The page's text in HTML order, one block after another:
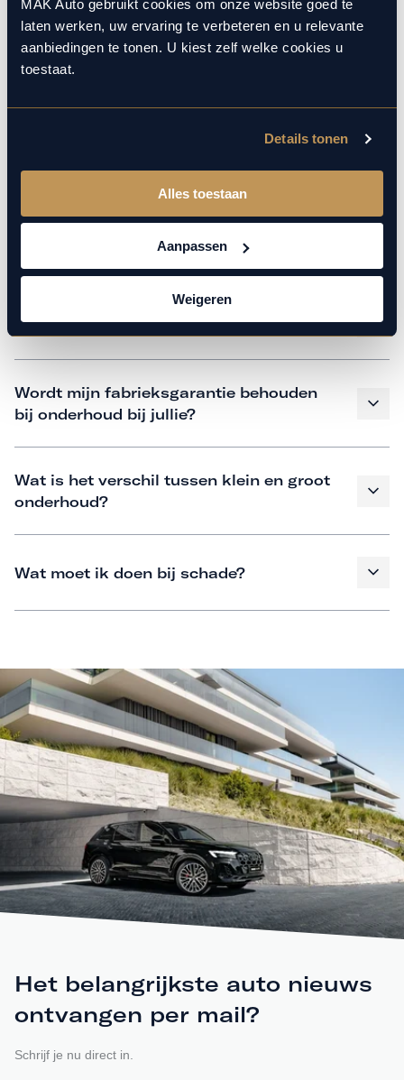
MAK Auto gebruikt cookies om onze website goed te
laten werken, uw ervaring te verbeteren en u relevante
aanbiedingen te tonen. U kiest zelf welke cookies u
toestaat.
Details tonen
Alles toestaan
Aanpassen
Weigeren
verzorgen het onderhoud op hetzelfde niveau als een
merkdealer, met behoud van de fabrieksgarantie. Kom
gerust langs in onze werkplaats voor een APK of een
Hoe weet ik welk onderhoud mijn
auto nodig heeft en wanneer?
Is vervangend vervoer mogelijk?
Wordt mijn fabrieksgarantie behouden
bij onderhoud bij jullie?
Wat is het verschil tussen klein en groot
onderhoud?
Wat moet ik doen bij schade?
Het belangrijkste auto nieuws
ontvangen per mail?
Schrijf je nu direct in.